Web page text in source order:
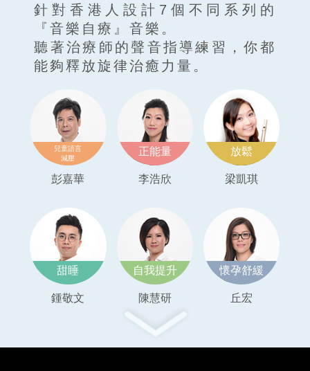
針對香港人設計7個不同系列的
『音樂自療』音樂。
聽著治療師的聲音指導練習，你都
能夠釋放旋律治癒力量。
兒童語言
減壓
正能量 放鬆
彭嘉華 李浩欣 梁凱琪
甜睡 自我提升 懷孕舒緩
鍾敬文 陳慧研 丘宏